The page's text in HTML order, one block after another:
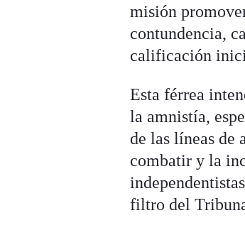
misión
contundencia,
calificación
Esta férrea
la amnistía,
de las líneas de
combatir y la
filtro del